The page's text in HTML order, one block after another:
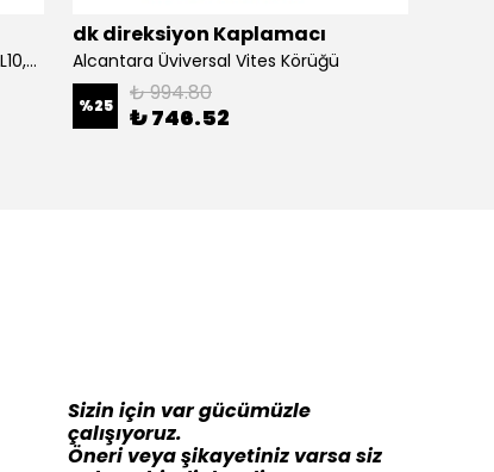
Alcantara Direksiyon Kılıfı (ÜNİVERSAL10,5CM) Açıklamayı Okuynz
dk direksiyon Kaplamacı
Alcantara Üviversal Vites Körüğü
%25 ₺ 994.80
₺ 746.52
Sizin için var gücümüzle
çalışıyoruz.
Öneri veya şikayetiniz varsa siz